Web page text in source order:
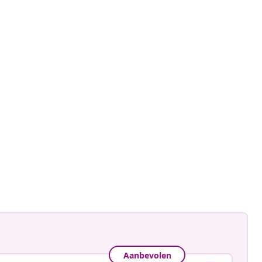
Aanbevolen